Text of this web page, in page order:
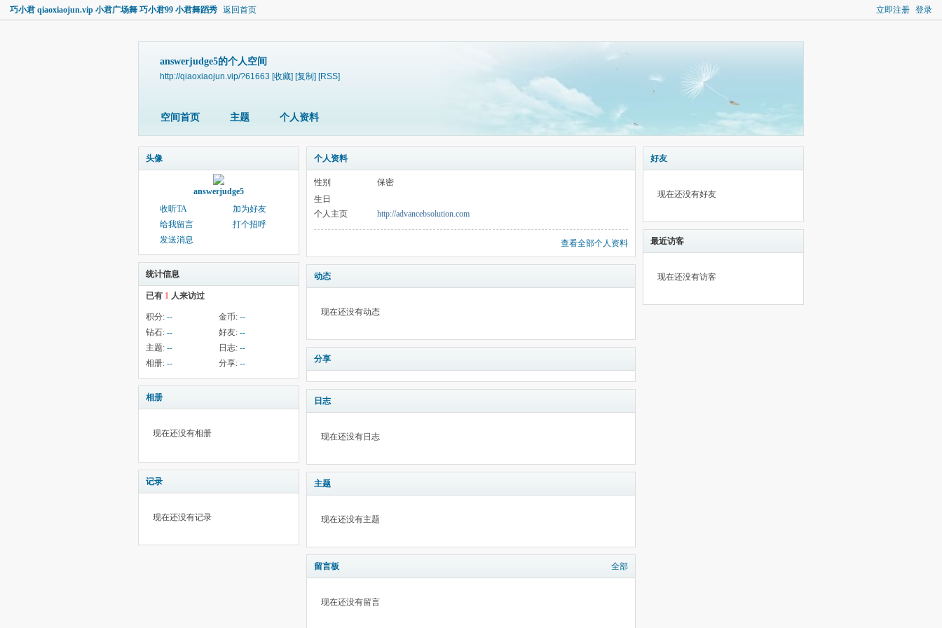
立即注册 登录
巧小君 qiaoxiaojun.vip 小君广场舞 巧小君99 小君舞蹈秀 返回首页
answerjudge5的个人空间
http://qiaoxiaojun.vip/?61663 [收藏] [复制] [RSS]
空间首页 主题 个人资料
头像
answerjudge5
收听TA
加为好友
给我留言
打个招呼
发送消息
统计信息
已有 1 人来访过
积分: -- 金币: --
钻石: -- 好友: --
主题: -- 日志: --
相册: -- 分享: --
相册
现在还没有相册
记录
现在还没有记录
个人资料
性别
保密
生日
个人主页
http://advancebsolution.com
查看全部个人资料
动态
现在还没有动态
分享
日志
现在还没有日志
主题
现在还没有主题
留言板 全部
现在还没有留言
好友
现在还没有好友
最近访客
现在还没有访客